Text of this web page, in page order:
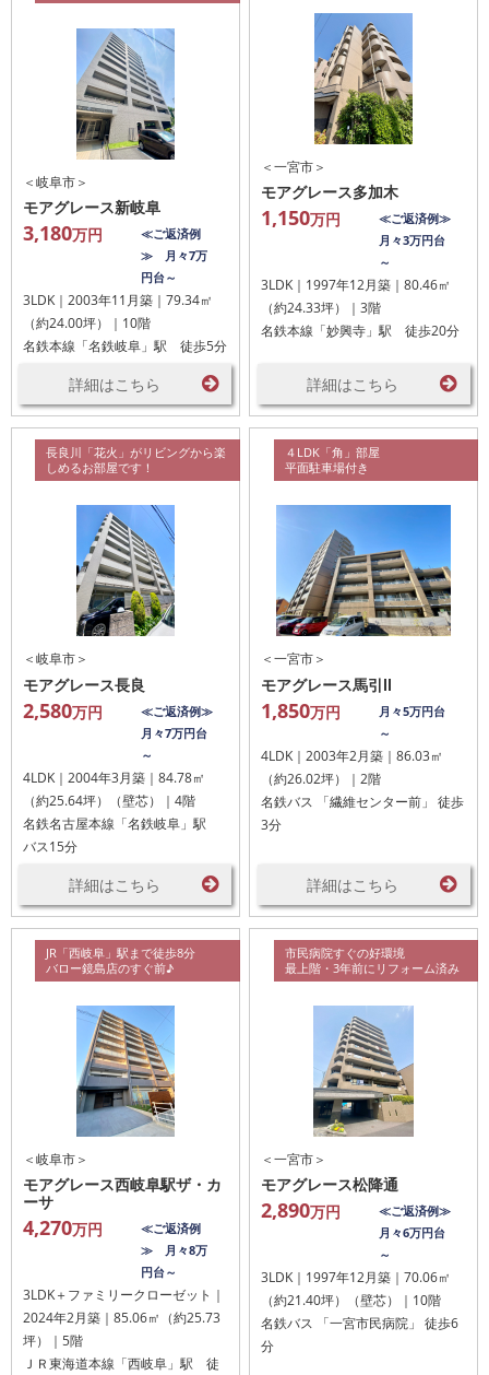
＜岐阜市＞
モアグレース新岐阜
3,180万円
≪ご返済例
≫ 月々7万
円台～
3LDK｜2003年11月築｜79.34㎡
（約24.00坪）｜10階
名鉄本線「名鉄岐阜」駅 徒歩5分
詳細はこちら
＜一宮市＞
モアグレース多加木
1,150万円
≪ご返済例≫
月々3万円台
～
3LDK｜1997年12月築｜80.46㎡
（約24.33坪）｜3階
名鉄本線「妙興寺」駅 徒歩20分
詳細はこちら
長良川「花火」がリビングから楽
しめるお部屋です！
＜岐阜市＞
モアグレース長良
2,580万円
≪ご返済例≫
月々7万円台
～
4LDK｜2004年3月築｜84.78㎡
（約25.64坪）（壁芯）｜4階
名鉄名古屋本線「名鉄岐阜」駅
バス15分
詳細はこちら
４LDK「角」部屋
平面駐車場付き
＜一宮市＞
モアグレース馬引Ⅱ
1,850万円
月々5万円台
～
4LDK｜2003年2月築｜86.03㎡
（約26.02坪）｜2階
名鉄バス 「繊維センター前」 徒歩
3分
詳細はこちら
JR「西岐阜」駅まで徒歩8分
バロー鏡島店のすぐ前♪
＜岐阜市＞
モアグレース西岐阜駅ザ・カ
ーサ
4,270万円
≪ご返済例
≫ 月々8万
円台～
3LDK＋ファミリークローゼット｜
2024年2月築｜85.06㎡（約25.73
坪）｜5階
ＪＲ東海道本線「西岐阜」駅 徒
市民病院すぐの好環境
最上階・3年前にリフォーム済み
＜一宮市＞
モアグレース松降通
2,890万円
≪ご返済例≫
月々6万円台
～
3LDK｜1997年12月築｜70.06㎡
（約21.40坪）（壁芯）｜10階
名鉄バス 「一宮市民病院」 徒歩6
分